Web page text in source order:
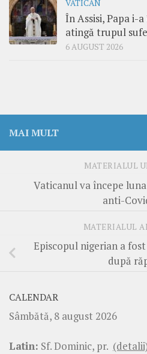
VATICAN
În Assisi, Papa i-
atingă trupul
6 AUGUST 2026
MAI MULT
MATERIALUL
Vaticanul va începe
anti-
MATERIALUL
Episcopul nigerian a
după
CALENDAR
Sâmbătă, 8 august 2026
Latin: Sf. Dominic, pr.